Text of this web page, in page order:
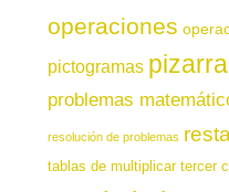
operaciones
pictogramas
problemas
resolución de problemas
tablas de multiplicar tercer